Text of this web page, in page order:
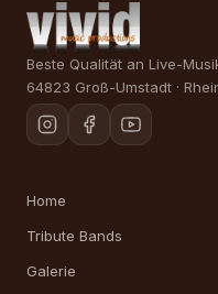
Beste Qualität an Live-
64823 Groß-Umstadt ·
Home
Tribute Bands
Galerie